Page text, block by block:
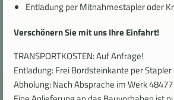
Entladung per Mitnahmestapler oder
Verschönern Sie mit uns Ihre Einfahrt!
TRANSPORTKOSTEN: Auf Anfrage!
Entladung: Frei Bordsteinkante per
Abholung: Nach Absprache im Werk